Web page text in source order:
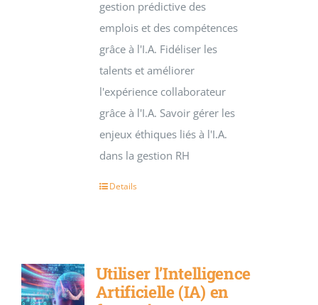
gestion prédictive des
emplois et des compétences
grâce à l'I.A. Fidéliser les
talents et améliorer
l'expérience collaborateur
grâce à l'I.A. Savoir gérer les
enjeux éthiques liés à l'I.A.
dans la gestion RH
Details
Utiliser l’Intelligence
Artificielle (IA) en